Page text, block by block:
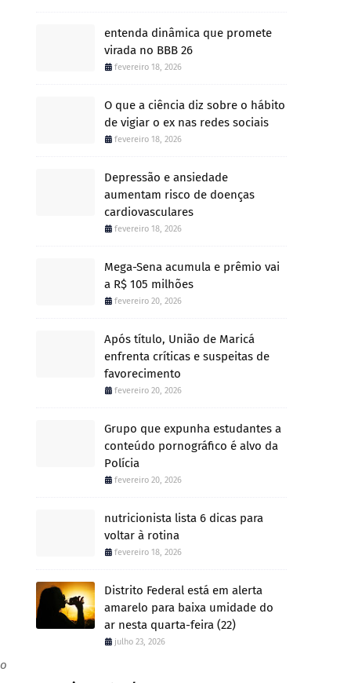
entenda dinâmica que promete
virada no BBB 26
fevereiro 18, 2026
O que a ciência diz sobre o hábito
de vigiar o ex nas redes sociais
fevereiro 18, 2026
Depressão e ansiedade
aumentam risco de doenças
cardiovasculares
fevereiro 18, 2026
Mega-Sena acumula e prêmio vai
a R$ 105 milhões
fevereiro 20, 2026
Após título, União de Maricá
enfrenta críticas e suspeitas de
favorecimento
fevereiro 20, 2026
Grupo que expunha estudantes a
conteúdo pornográfico é alvo da
Polícia
fevereiro 20, 2026
nutricionista lista 6 dicas para
voltar à rotina
fevereiro 18, 2026
Distrito Federal está em alerta
amarelo para baixa umidade do
ar nesta quarta-feira (22)
julho 23, 2026